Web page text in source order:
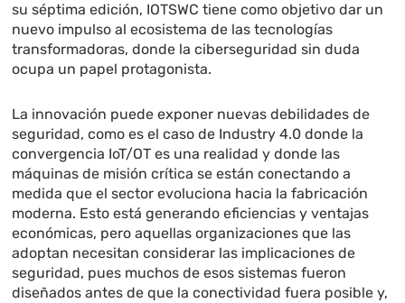
su séptima edición, IOTSWC tiene como objetivo dar un
nuevo impulso al ecosistema de las tecnologías
transformadoras, donde la ciberseguridad sin duda
ocupa un papel protagonista.
La innovación puede exponer nuevas debilidades de
seguridad, como es el caso de Industry 4.0 donde la
convergencia IoT/OT es una realidad y donde las
máquinas de misión crítica se están conectando a
medida que el sector evoluciona hacia la fabricación
moderna. Esto está generando eficiencias y ventajas
económicas, pero aquellas organizaciones que las
adoptan necesitan considerar las implicaciones de
seguridad, pues muchos de esos sistemas fueron
diseñados antes de que la conectividad fuera posible y,